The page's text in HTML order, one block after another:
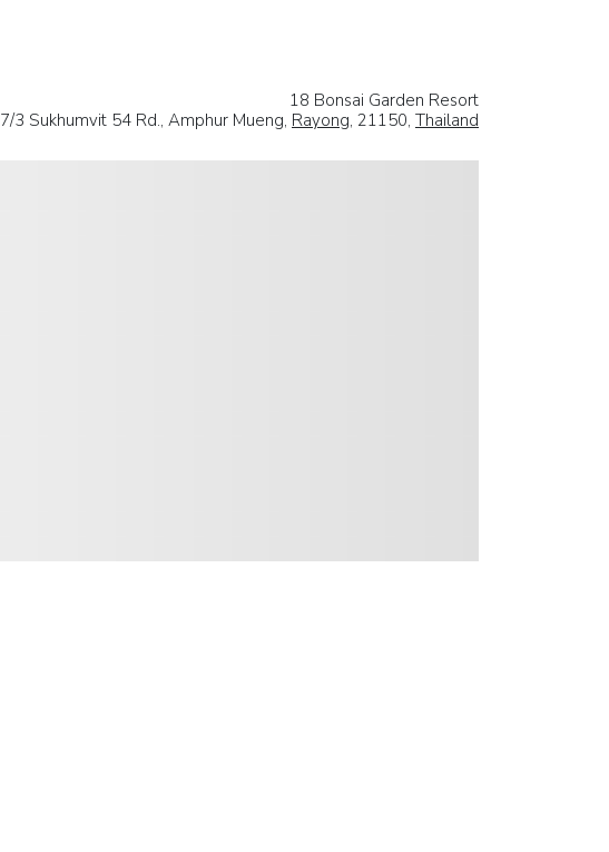
18 Bonsai Garden Resort
7/3 Sukhumvit 54 Rd., Amphur Mueng, Rayong, 21150, Thailand